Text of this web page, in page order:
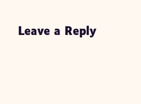
Leave a Reply